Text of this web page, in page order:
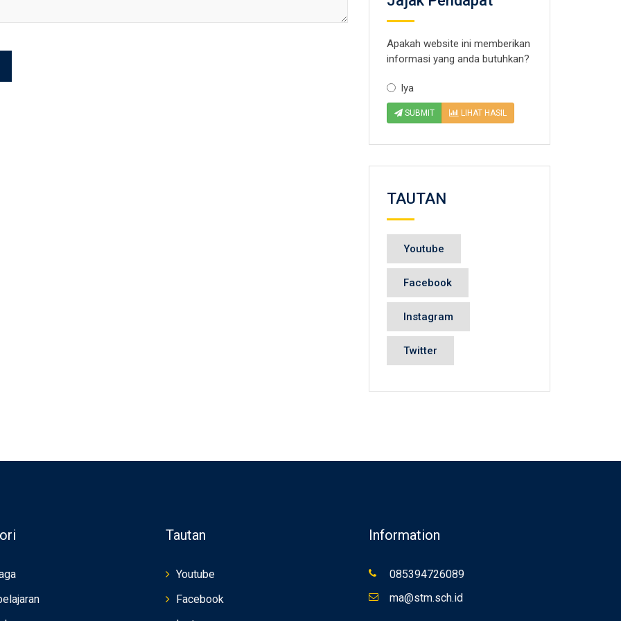
Apakah website ini memberikan
informasi yang anda butuhkan?
Iya
SUBMIT LIHAT HASIL
TAUTAN
Youtube
Facebook
Instagram
Twitter
Tautan
Youtube
Facebook
Information
085394726089
ma@stm.sch.id